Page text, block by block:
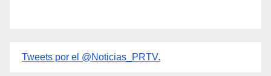
Tweets por el @Noticias_PRTV.